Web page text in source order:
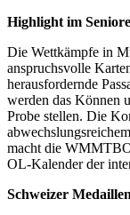
Highlight im
Die Wettkämpfe in
anspruchsvolle
herausfordernde
werden das Können
Probe stellen. Die
macht die
OL-Kalender der
Schweizer